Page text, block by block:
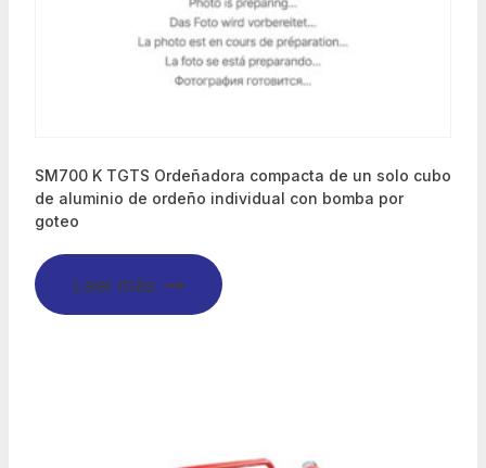
SM700 K TGTS Ordeñadora compacta de un solo cubo
de aluminio de ordeño individual con bomba por
goteo
Leer más